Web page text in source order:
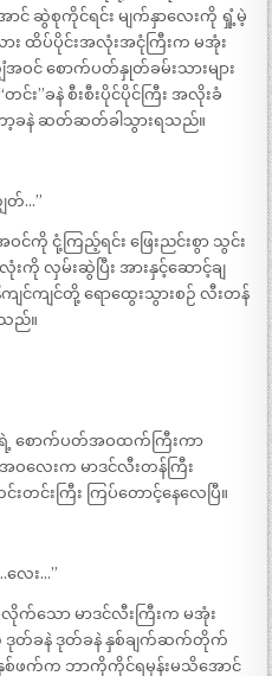
ာင် ဆွဲစုကိုင်ရင်း မျက်နှာလေးကို ရှုံ့မဲ့
း ထိပ်ပိုင်းအလုံးအငုံကြီးက မအုံး
အဝင် စောက်ပတ်နှုတ်ခမ်းသားများ
း”ခနဲ စီးစီးပိုင်ပိုင်ကြီး အလိုးခံ
ော့ခနဲ ဆတ်ဆတ်ခါသွားရသည်။
တ်…”
အဝင်ကို ငုံ့ကြည့်ရင်း ဖြေးညင်းစွာ သွင်း
းကို လှမ်းဆွဲပြီး အားနှင့်ဆောင့်ချ
ျင်ကျင်တို့ ရောထွေးသွားစဉ် လီးတန်
သည်။
ရဲ့ စောက်ပတ်အဝထက်ကြီးကာ
လေးက မာဒင်လီးတန်ကြီး
းကြီး ကြပ်တောင့်နေလေပြီ။
လေး…”
က်သော မာဒင်လီးကြီးက မအုံး
ဒုတ်ခနဲ ဒုတ်ခနဲ နှစ်ချက်ဆက်တိုက်
ဖက်က ဘာကိုကိုင်ရမှန်းမသိအောင်